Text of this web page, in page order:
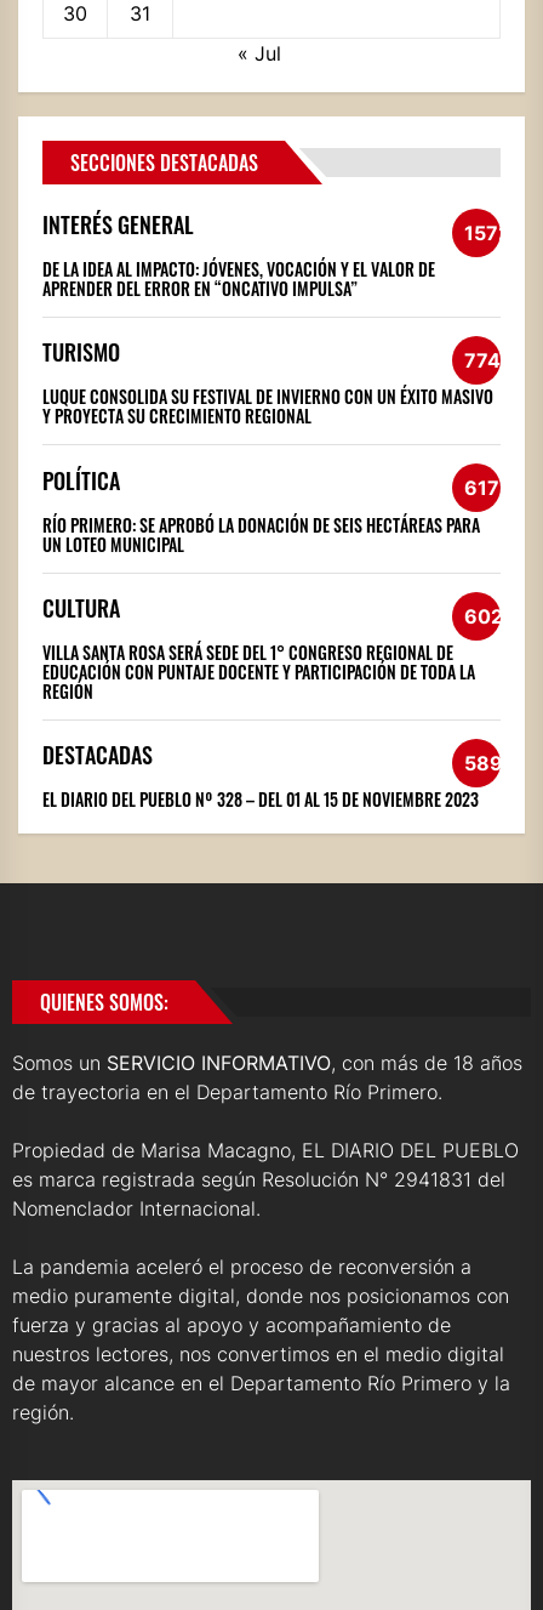
30
31
« Jul
SECCIONES DESTACADAS
INTERÉS GENERAL 1572
DE LA IDEA AL IMPACTO: JÓVENES, VOCACIÓN Y EL VALOR DE
APRENDER DEL ERROR EN “ONCATIVO IMPULSA”
TURISMO 774
LUQUE CONSOLIDA SU FESTIVAL DE INVIERNO CON UN ÉXITO MASIVO
Y PROYECTA SU CRECIMIENTO REGIONAL
POLÍTICA 617
RÍO PRIMERO: SE APROBÓ LA DONACIÓN DE SEIS HECTÁREAS PARA
UN LOTEO MUNICIPAL
CULTURA 602
VILLA SANTA ROSA SERÁ SEDE DEL 1° CONGRESO REGIONAL DE
EDUCACIÓN CON PUNTAJE DOCENTE Y PARTICIPACIÓN DE TODA LA
REGIÓN
DESTACADAS 589
EL DIARIO DEL PUEBLO Nº 328 – DEL 01 AL 15 DE NOVIEMBRE 2023
QUIENES SOMOS:
Somos un SERVICIO INFORMATIVO, con más de 18 años
de trayectoria en el Departamento Río Primero.
Propiedad de Marisa Macagno, EL DIARIO DEL PUEBLO
es marca registrada según Resolución N° 2941831 del
Nomenclador Internacional.
La pandemia aceleró el proceso de reconversión a
medio puramente digital, donde nos posicionamos con
fuerza y gracias al apoyo y acompañamiento de
nuestros lectores, nos convertimos en el medio digital
de mayor alcance en el Departamento Río Primero y la
región.